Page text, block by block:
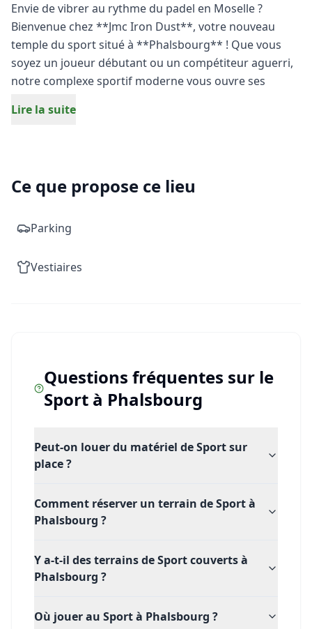
Envie de vibrer au rythme du padel en Moselle ?
Bienvenue chez **Jmc Iron Dust**, votre nouveau
temple du sport situé à **Phalsbourg** ! Que vous
soyez un joueur débutant ou un compétiteur aguerri,
notre complexe sportif moderne vous ouvre ses
convivialité.
dynamique, accessible à tous, combine à la perfection
facile d’accès depuis Sarrebourg ou Saverne, Jmc Iron
passionnés de sport de la région de Phalsbourg.
excellence. Convivialité, partage et dépassement de soi
vous attendent à chaque échange !
Lire la suite
Ce que propose ce lieu
Parking
Vestiaires
Questions fréquentes sur le
Sport à Phalsbourg
Peut-on louer du matériel de Sport sur
place ?
Comment réserver un terrain de Sport à
Phalsbourg ?
Y a-t-il des terrains de Sport couverts à
Phalsbourg ?
Où jouer au Sport à Phalsbourg ?